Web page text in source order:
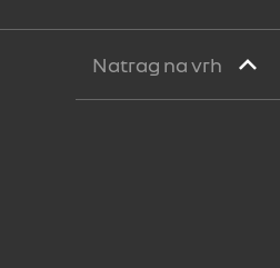
Natrag na vrh